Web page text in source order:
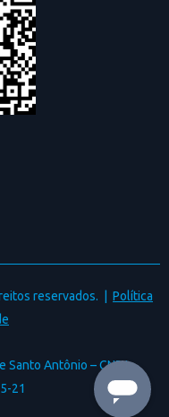
reservados. | Política
Santo Antônio – CNPJ
21